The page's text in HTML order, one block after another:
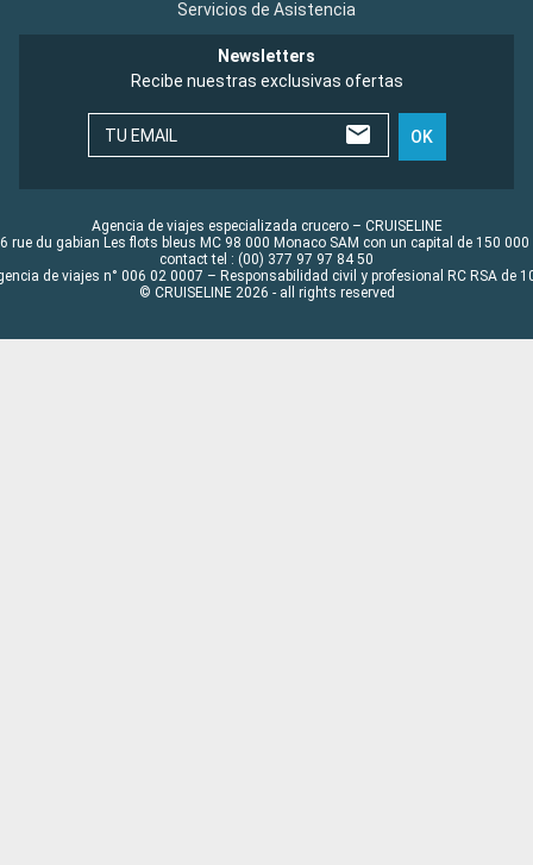
Servicios de Asistencia
Newsletters
Recibe nuestras exclusivas ofertas
TU EMAIL OK
Agencia de viajes especializada crucero – CRUISELINE
rue du gabian Les flots bleus MC 98 000 Monaco SAM con un capital de 150 000
contact tel : (00) 377 97 97 84 50
de viajes n° 006 02 0007 – Responsabilidad civil y profesional RC RSA de
© CRUISELINE 2026 - all rights reserved